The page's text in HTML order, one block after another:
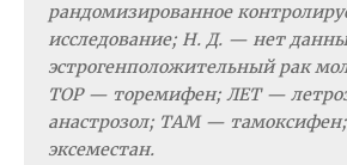
рандомизированное
исследование; Н. Д. — нет
эстрогенположительный рак
ТОР — торемифен; ЛЕТ —
анастрозол; ТАМ —
эксеместан.